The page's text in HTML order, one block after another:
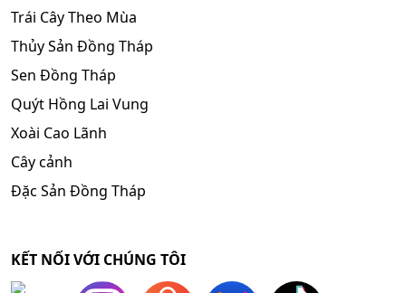
Trái Cây Theo Mùa
Thủy Sản Đồng Tháp
Sen Đồng Tháp
Quýt Hồng Lai Vung
Xoài Cao Lãnh
Cây cảnh
Đặc Sản Đồng Tháp
KẾT NỐI VỚI CHÚNG TÔI